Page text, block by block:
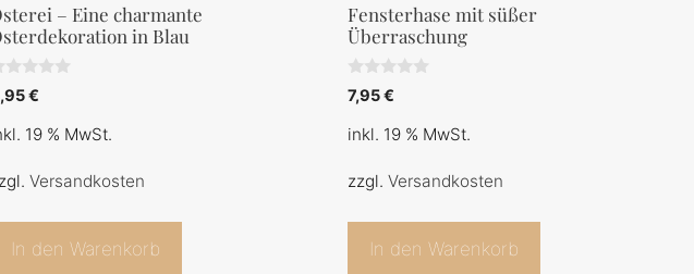
– Eine charmante
in Blau
€
19 % MwSt.
Versandkosten
In den Warenkorb
Fensterhase mit süßer
Überraschung
0
v
n
7,95€
inkl. 19 % MwSt.
zzgl. Versandkosten
In den Warenkorb